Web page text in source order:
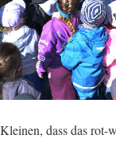
dass das rot-